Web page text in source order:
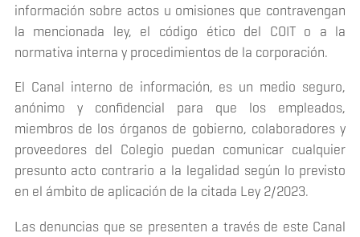
información sobre actos u omisiones que contravengan
la mencionada ley, el código ético del COIT o a la
normativa interna y procedimientos de la corporación.
El Canal interno de información, es un medio seguro,
anónimo y confidencial para que los empleados,
miembros de los órganos de gobierno, colaboradores y
proveedores del Colegio puedan comunicar cualquier
presunto acto contrario a la legalidad según lo previsto
en el ámbito de aplicación de la citada Ley 2/2023.
Las denuncias que se presenten a través de este Canal